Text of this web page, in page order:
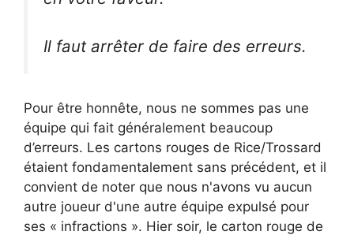
Il faut arrêter de faire des erreurs.
Pour être honnête, nous ne sommes pas une
équipe qui fait généralement beaucoup
d’erreurs. Les cartons rouges de Rice/Trossard
étaient fondamentalement sans précédent, et il
convient de noter que nous n'avons vu aucun
autre joueur d'une autre équipe expulsé pour
ses « infractions ». Hier soir, le carton rouge de